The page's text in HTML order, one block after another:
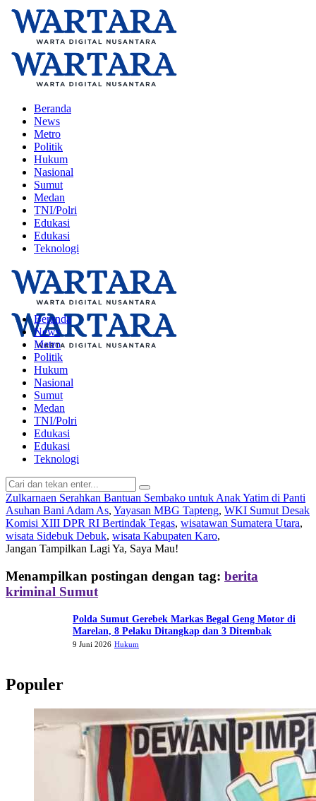
Beranda
News
Metro
Politik
Hukum
Nasional
Sumut
Medan
TNI/Polri
Edukasi
Edukasi
Teknologi
Beranda
News
Metro
Politik
Hukum
Nasional
Sumut
Medan
TNI/Polri
Edukasi
Edukasi
Teknologi
Zulkarnaen Serahkan Bantuan Sembako untuk Anak Yatim di Panti
Asuhan Bani Adam As, Yayasan MBG Tapteng, WKI Sumut Desak
Komisi XIII DPR RI Bertindak Tegas, wisatawan Sumatera Utara,
wisata Sidebuk Debuk, wisata Kabupaten Karo,
Jangan Tampilkan LagiYa, Saya Mau!
Menampilkan postingan dengan tag: berita
kriminal Sumut
Polda Sumut Gerebek Markas Begal Geng Motor di
Marelan, 8 Pelaku Ditangkap dan 3 Ditembak
9 Juni 2026 Hukum
Populer